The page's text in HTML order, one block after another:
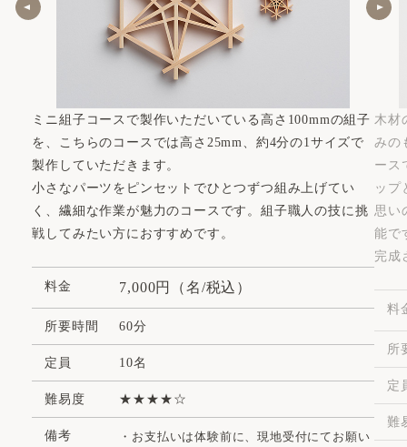
ミニ組子コースで製作いただいている高さ100mmの組子
を、こちらのコースでは高さ25mm、約4分の1サイズで
製作していただきます。
小さなパーツをピンセットでひとつずつ組み上げてい
く、繊細な作業が魅力のコースです。組子職人の技に挑
戦してみたい方におすすめです。
料金 7,000円（名/税込）
所要時間 60分
定員 10名
難易度
備考
・お支払いは体験前に、現地受付にてお願い
木材
みの
ース
ップ
思い
能で
完成
料
所
定
難